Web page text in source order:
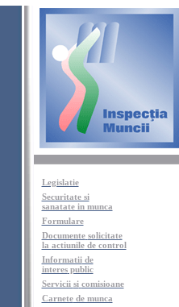
Legislatie
Securitate si
sanatate in munca
Formulare
Documente solicitate
la actiunilede control
Informatiide
interespublic
Servicii si comisioane
Carnetede munca